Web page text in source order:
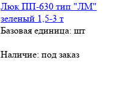
Люк ПП-630 тип "ЛМ"
зеленый 1,5-3 т
Базовая единица: шт
Наличие: под заказ